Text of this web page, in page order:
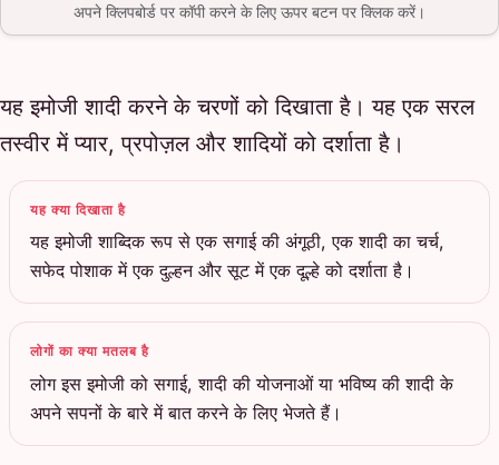
अपने क्लिपबोर्ड पर कॉपी करने के लिए ऊपर बटन पर क्लिक करें।
यह इमोजी शादी करने के चरणों को दिखाता है। यह एक सरल
तस्वीर में प्यार, प्रपोज़ल और शादियों को दर्शाता है।
यह क्या दिखाता है
यह इमोजी शाब्दिक रूप से एक सगाई की अंगूठी, एक शादी का चर्च,
सफेद पोशाक में एक दुल्हन और सूट में एक दूल्हे को दर्शाता है।
लोगों का क्या मतलब है
लोग इस इमोजी को सगाई, शादी की योजनाओं या भविष्य की शादी के
अपने सपनों के बारे में बात करने के लिए भेजते हैं।